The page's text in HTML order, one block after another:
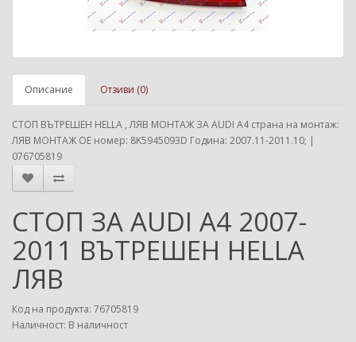
Описание Отзиви (0)
СТОП ВЪТРЕШЕН HELLA , ЛЯВ МОНТАЖ ЗА AUDI A4 страна на монтаж:
ЛЯВ МОНТАЖ ОЕ номер: 8K5945093D Година: 2007.11-2011.10; |
076705819
СТОП ЗА AUDI A4 2007-
2011 ВЪТРЕШЕН HELLA
ЛЯВ
Код на продукта: 76705819
Наличност: В наличност